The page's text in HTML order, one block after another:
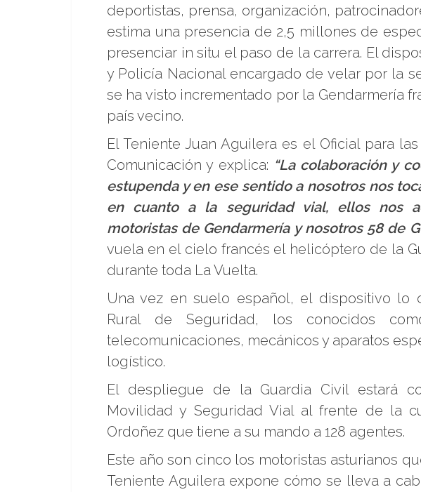
deportistas, prensa, organización,
estima una presencia de 2,5 millones de
presenciar in situ el paso de la carrera. El
y Policía Nacional encargado de velar por la
se ha visto incrementado por la Gendarmería
país vecino.
El Teniente Juan Aguilera es el Oficial para
Comunicación y explica: “La colaboración y
estupenda y en ese sentido a nosotros nos
en cuanto a la seguridad vial, ellos nos
motoristas de Gendarmería y nosotros 58 de
vuela en el cielo francés el helicóptero de la
durante toda La Vuelta.
Una vez en suelo español, el dispositivo lo
Rural de Seguridad, los conocidos
telecomunicaciones, mecánicos y aparatos
logístico.
El despliegue de la Guardia Civil estará
Movilidad y Seguridad Vial al frente de la
Ordoñez que tiene a su mando a 128 agentes.
Este año son cinco los motoristas asturianos
Teniente Aguilera expone cómo se lleva a